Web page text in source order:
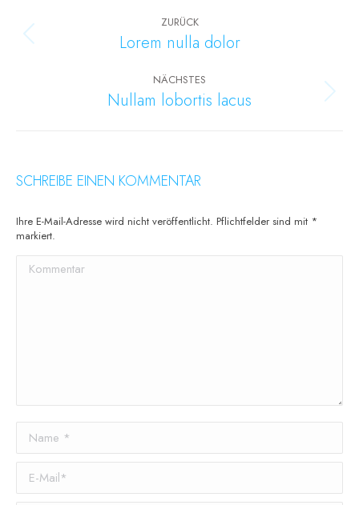
navigation ZURÜCK
Previous
Lorem nulla dolor
NÄCHSTES
Next
Nullam lobortis lacus
SCHREIBE EINEN KOMMENTAR
Ihre E-Mail-Adresse wird nicht veröffentlicht. Pflichtfelder sind mit *
markiert.
Kommentar
E-Mail *